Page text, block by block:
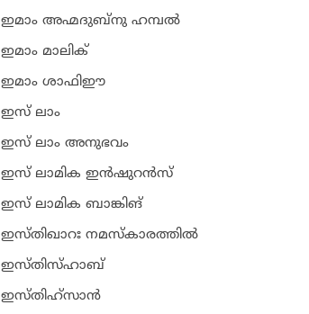
ഇമാം അഹ്മദുബ്‌നു ഹമ്പല്‍
ഇമാം മാലിക്
ഇമാം ശാഫിഈ
ഇസ് ലാം
ഇസ് ലാം അനുഭവം
ഇസ് ലാമിക ഇന്‍ഷുറന്‍സ്‌
ഇസ് ലാമിക ബാങ്കിങ്‌
ഇസ്തിഖാറഃ നമസ്‌കാരത്തില്‍
ഇസ്തിസ്ഹാബ്
ഇസ്തിഹ്‌സാന്‍